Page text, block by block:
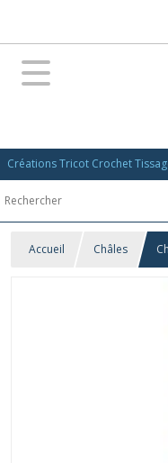
Créations Tricot Crochet
Accueil Châles